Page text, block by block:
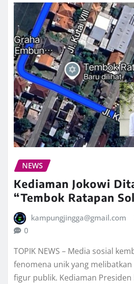
NEWS
Kediaman Jokowi
“Tembok Ratapan
kampungjingga@gmail.com
0
TOPIK NEWS – Media sosial
fenomena unik yang
figur publik. Kediaman Presiden